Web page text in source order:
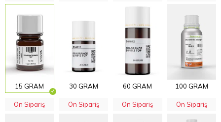
15 GRAM 30 GRAM 60 GRAM 100 GRAM
Ön Sipariş Ön Sipariş Ön Sipariş Ön Sipariş